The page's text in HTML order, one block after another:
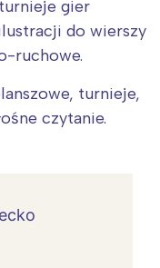
gier
do wierszy
ruchowe.
turnieje,
czytanie.